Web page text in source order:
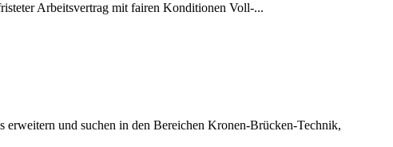
Arbeitsvertrag mit fairen Konditionen Voll-...
und suchen in den Bereichen Kronen-Brücken-Technik,